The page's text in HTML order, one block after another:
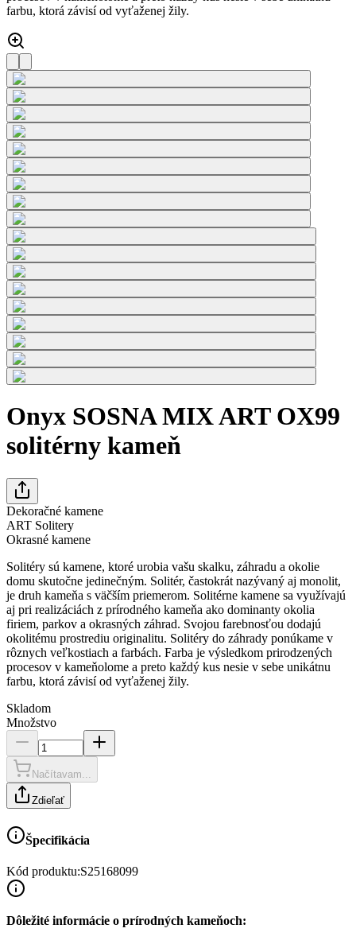
farbu, ktorá závisí od vyťaženej žily.
Onyx SOSNA MIX ART OX99
solitérny kameň
Dekoračné kamene
ART Solitery
Okrasné kamene
Solitéry sú kamene, ktoré urobia vašu skalku, záhradu a okolie
domu skutočne jedinečným. Solitér, častokrát nazývaný aj monolit,
je druh kameňa s väčším priemerom. Solitérne kamene sa využívajú
aj pri realizáciách z prírodného kameňa ako dominanty okolia
firiem, parkov a okrasných záhrad. Svojou farebnosťou dodajú
okolitému prostrediu originalitu. Solitéry do záhrady ponúkame v
rôznych veľkostiach a farbách. Farba je výsledkom prirodzených
procesov v kameňolome a preto každý kus nesie v sebe unikátnu
farbu, ktorá závisí od vyťaženej žily.
Skladom
Množstvo
Načítavam...
Zdieľať
Špecifikácia
Kód produktu:S25168099
Dôležité informácie o prírodných kameňoch: